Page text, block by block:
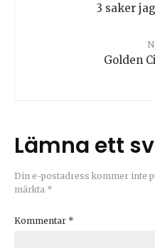
3 saker
Golden
Lämna ett
Din e-postadress kommer inte
märkta *
Kommentar *